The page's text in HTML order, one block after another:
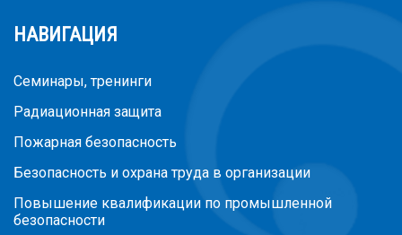
НАВИГАЦИЯ
Семинары, тренинги
Радиационная защита
Пожарная безопасность
Безопасность и охрана труда в организации
Повышение квалификации по промышленной
безопасности